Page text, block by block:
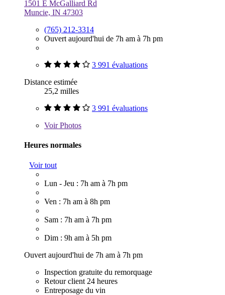
1501 E McGalliard Rd
Muncie, IN 47303
(765) 212-3314
Ouvert aujourd'hui de 7h am à 7h pm
3 991 évaluations
Distance estimée
25,2 milles
3 991 évaluations
VoirPhotos
Heures normales
Voir tout
Lun - Jeu : 7h am à 7h pm
Ven : 7h am à 8h pm
Sam : 7h am à 7h pm
Dim : 9h am à 5h pm
Ouvert aujourd'hui de 7h am à 7h pm
Inspection gratuite du remorquage
Retour client 24 heures
Entreposage du vin